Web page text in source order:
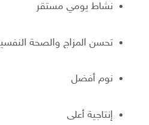
نشاط يومي مستقر
تحسن المزاج والصحة
نوم أفضل
إنتاجية أعلى